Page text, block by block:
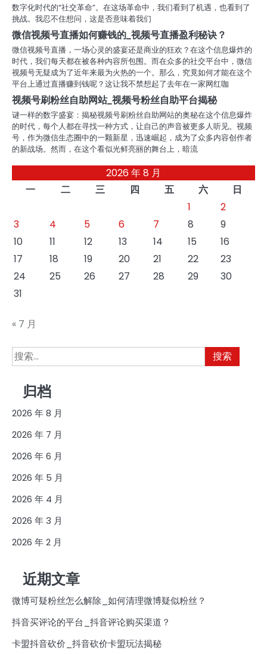
数字化时代的“社交革命”。在这场革命中，我们看到了机遇，也看到了
挑战。我忍不住想问，这是否意味着我们
微信视频号直播如何赚钱的_视频号直播盈利秘诀？
微信视频号直播，一场心灵的盛宴还是商业的狂欢？在这个信息爆炸的
时代，我们每天都在被各种内容所包围。而在众多的社交平台中，微信
视频号无疑成为了近年来最为火热的一个。那么，究竟如何才能在这个
平台上通过直播赚到钱呢？这让我不禁想起了去年在一家网红咖
视频号刷粉丝自助网站_视频号粉丝自助平台揭秘
谜一样的数字盛宴：揭秘视频号刷粉丝自助网站的奥秘在这个信息爆炸
的时代，每个人都在寻找一种方式，让自己的声音被更多人听见。视频
号，作为微信生态圈中的一颗新星，迅速崛起，成为了众多内容创作者
的新战场。然而，在这个看似光鲜亮丽的舞台上，暗流
2026 年 8 月
一
二 三 四 五 六
日
1
2
3
4 5 6 7 8
9
10
11 12 13 14 15
16
17
18 19 20 21 22
23
24
25 26 27 28 29
30
31
« 7 月
搜
索：
归档
2026 年 8 月
2026 年 7 月
2026 年 6 月
2026 年 5 月
2026 年 4 月
2026 年 3 月
2026 年 2 月
近期文章
微博可疑粉丝怎么解除_如何清理微博疑似粉丝？
抖音买评论的平台_抖音评论购买渠道？
卡盟抖音砍价_抖音砍价卡盟玩法揭秘